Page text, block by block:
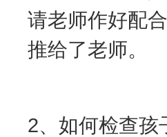
请老师作好配
推给了老师。
2、如何检查孩